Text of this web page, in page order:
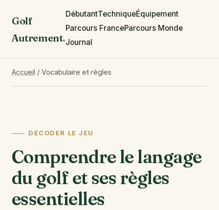
Golf
Autrement.
DébutantTechniqueÉquipement
Parcours FranceParcours Monde
Journal
Accueil / Vocabulaire et règles
DÉCODER LE JEU
Comprendre le langage
du golf et ses règles
essentielles